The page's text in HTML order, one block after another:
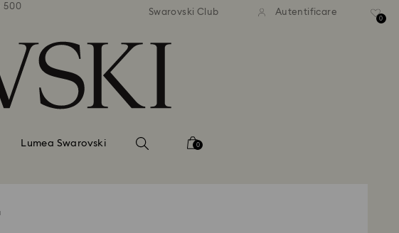
500
Livrare gratuită la comenzi de peste 500
Livrare gratuită la comenzi
Swarovski Club Autentificare
0
Lumea Swarovski 0